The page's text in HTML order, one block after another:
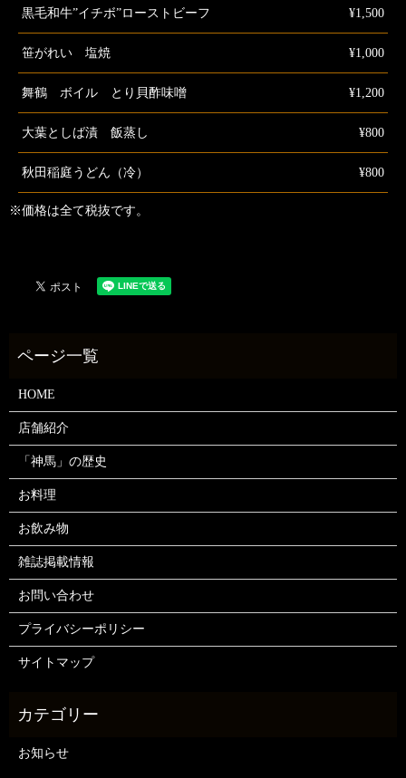
黒毛和牛”イチボ”ローストビーフ ¥1,500
笹がれい 塩焼 ¥1,000
舞鶴 ボイル とり貝酢味噌 ¥1,200
大葉としば漬 飯蒸し ¥800
秋田稲庭うどん（冷） ¥800
※価格は全て税抜です。
HOME
店舗紹介
「神馬」の歴史
お料理
お飲み物
雑誌掲載情報
お問い合わせ
プライバシーポリシー
サイトマップ
お知らせ